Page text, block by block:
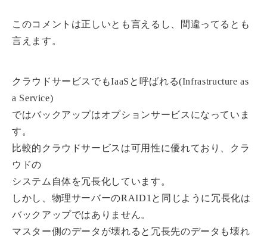
このコメントは正しいとも言えるし、間違ってるとも
言えます。
クラウドサービスでもIaaSと呼ばれる(Infrastructure as
a Service)
ではバックアップはオプションサービスになっていま
す。
比較的クラウドサービスは可用性に優れており、クラ
ウドの
システム自体を冗長化しています。
しかし、物理サーバーのRAID1と同じように冗長化は
バックアップではありません。
マスター側のデータが壊れると冗長先のデータも壊れ